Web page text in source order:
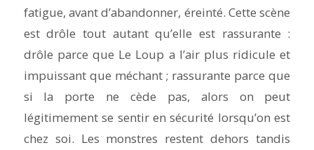
fatigue, avant d’abandonner, éreinté. Cette scène
est drôle tout autant qu’elle est rassurante :
drôle parce que Le Loup a l’air plus ridicule et
impuissant que méchant ; rassurante parce que
si la porte ne cède pas, alors on peut
légitimement se sentir en sécurité lorsqu’on est
chez soi. Les monstres restent dehors tandis